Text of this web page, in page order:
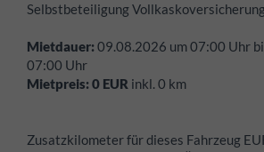
Selbstbeteiligung
Mietdauer:09.08.2026 um07:00 Uhr
07:00 Uhr
Mietpreis:0 EUR inkl. 0 km
Zusatzkilometer für dieses Fahrzeug